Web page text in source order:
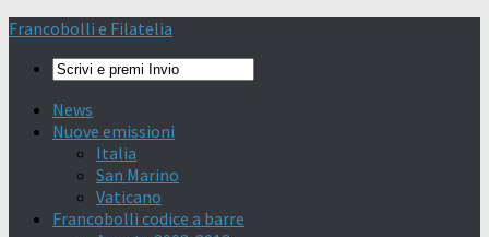
Francobolli e Filatelia
News
Nuove emissioni
Italia
San Marino
Vaticano
Francobolli codice a barre